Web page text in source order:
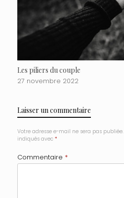
Les piliers du couple
27 novembre 2022
Laisser un commentaire
Votre adresse e-mail ne sera pas publiée.
indiqués avec *
Commentaire *